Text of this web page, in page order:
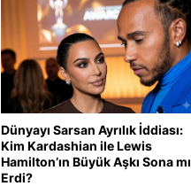
Dünyayı Sarsan Ayrılık İddiası:
Kim Kardashian ile Lewis
Hamilton’ın Büyük Aşkı Sona mı
Erdi?